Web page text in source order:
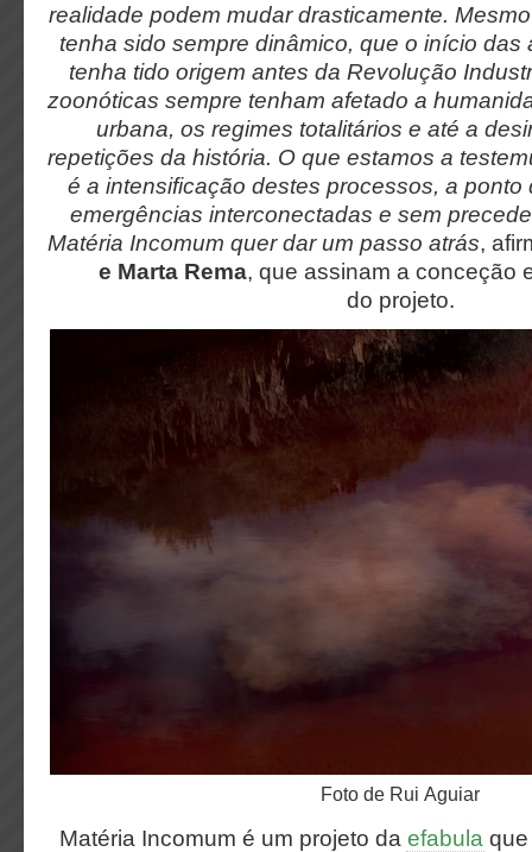
realidade podem mudar drasticamente.
tenha sido sempre dinâmico, que o início das
tenha tido origem antes da Revolução
zoonóticas sempre tenham afetado a
urbana, os regimes totalitários e até a
repetições da história. O que estamos a
é a intensificação destes processos, a ponto
emergências interconectadas e sem
Matéria Incomum quer dar um passo atrás,
e Marta Rema, que assinam a conceção
do projeto.
foto de Rui Aguiar
Matéria Incomum é um projeto da efabula